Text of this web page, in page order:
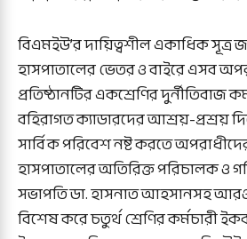
বিএমইউ’র দায়িত্বশীল একাধিক সূত্র
হাসপাতালের ভেতর ও বাইরে এসব
প্রতিষ্ঠানটির একশ্রেণির দুর্নীতিবাজ
বহিরাগত ক্যাডারদের আশ্রয়-প্রশ্রয়
সার্বিক পরিবেশ নষ্ট করতে
হাসপাতালের অতিরিক্ত পরিচালক ও
সভাপতি ডা. হাসনাত আহসানসহ
বিশেষ করে চতুর্থ শ্রেণির কর্মচারী